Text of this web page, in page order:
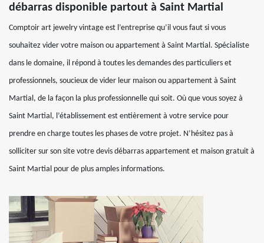
débarras disponible partout à Saint Martial
Comptoir art jewelry vintage est l’entreprise qu’il vous faut si vous
souhaitez vider votre maison ou appartement à Saint Martial. Spécialiste
dans le domaine, il répond à toutes les demandes des particuliers et
professionnels, soucieux de vider leur maison ou appartement à Saint
Martial, de la façon la plus professionnelle qui soit. Où que vous soyez à
Saint Martial, l’établissement est entièrement à votre service pour
prendre en charge toutes les phases de votre projet. N’hésitez pas à
solliciter sur son site votre devis débarras appartement et maison gratuit à
Saint Martial pour de plus amples informations.